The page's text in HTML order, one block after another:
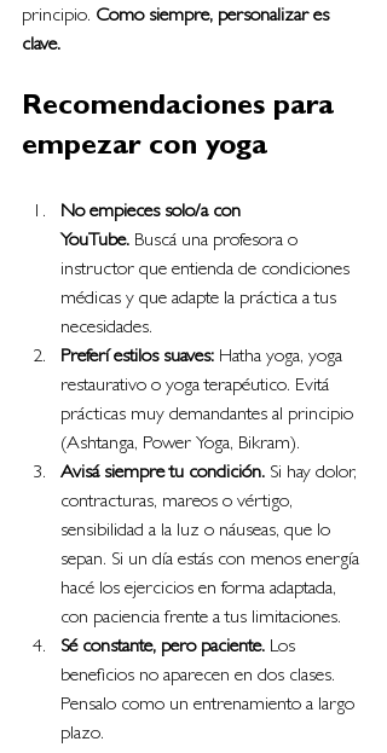
principio. Como siempre, personalizar es
clave.
Recomendaciones para
empezar con yoga
No empieces solo/a con
YouTube. Buscá una profesora o
instructor que entienda de condiciones
médicas y que adapte la práctica a tus
necesidades.
Preferí estilos suaves: Hatha yoga, yoga
restaurativo o yoga terapéutico. Evitá
prácticas muy demandantes al principio
(Ashtanga, Power Yoga, Bikram).
Avisá siempre tu condición. Si hay dolor,
contracturas, mareos o vértigo,
sensibilidad a la luz o náuseas, que lo
sepan. Si un día estás con menos energía
hacé los ejercicios en forma adaptada,
con paciencia frente a tus limitaciones.
Sé constante, pero paciente. Los
beneficios no aparecen en dos clases.
Pensalo como un entrenamiento a largo
plazo.